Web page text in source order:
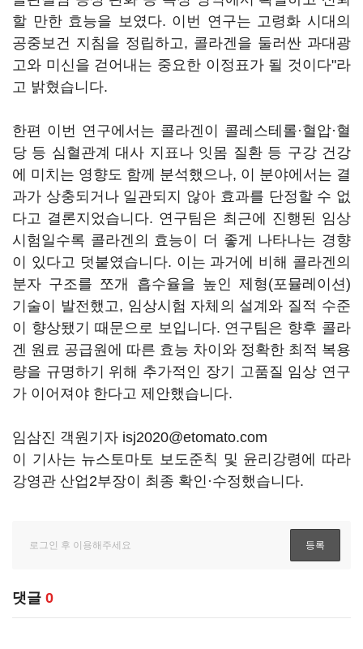
할 만한 효능을 보였다. 이번 연구는 고령화 시대의
공중보건 지침을 정립하고, 콜라겐을 둘러싼 과대광
고와 미신을 걷어내는 중요한 이정표가 될 것이다"라
고 밝혔습니다.
한편 이번 연구에서는 콜라겐이 콜레스테롤·혈압·혈
당 등 심혈관계 대사 지표나 잇몸 질환 등 구강 건강
에 미치는 영향도 함께 분석했으나, 이 분야에서는 결
과가 상충되거나 일관되지 않아 효과를 단정할 수 없
다고 결론지었습니다. 연구팀은 최근에 진행된 임상
시험일수록 콜라겐의 효능이 더 좋게 나타나는 경향
이 있다고 덧붙였습니다. 이는 과거에 비해 콜라겐의
분자 구조를 쪼개 흡수율을 높인 제형(포뮬레이션)
기술이 발전했고, 임상시험 자체의 설계와 질적 수준
이 향상됐기 때문으로 보입니다. 연구팀은 향후 콜라
겐 원료 공급원에 따른 효능 차이와 정확한 최적 복용
량을 규명하기 위해 추가적인 장기 고품질 임상 연구
가 이어져야 한다고 제안했습니다.
임삼진 객원기자 isj2020@etomato.com
이 기사는 뉴스토마토 보도준칙 및 윤리강령에 따라
강영관 산업2부장이 최종 확인·수정했습니다.
댓글 0